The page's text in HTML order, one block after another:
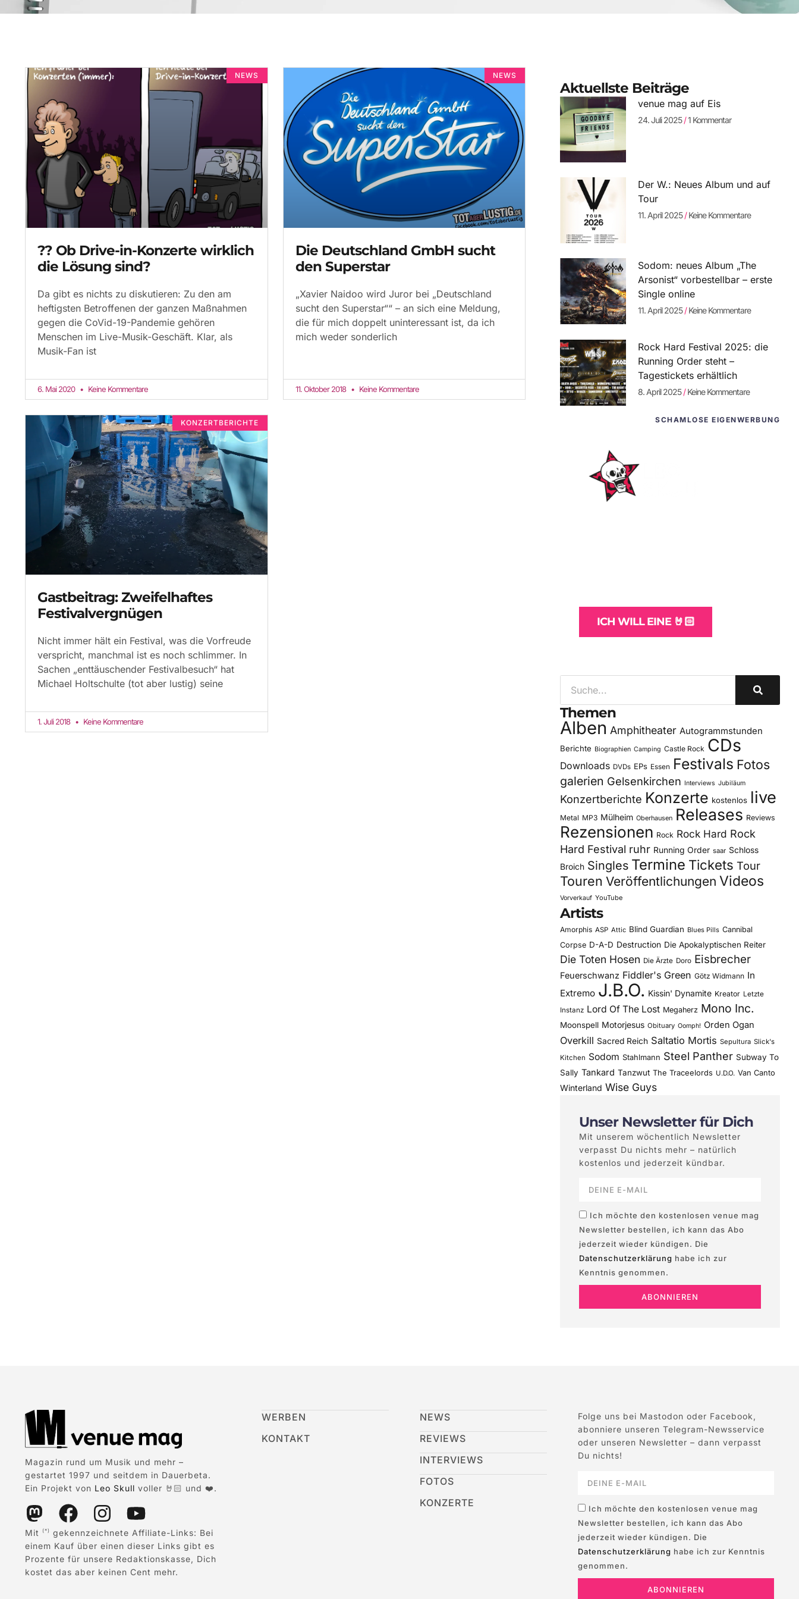
NEWS
?? Ob Drive-in-Konzerte wirklich
die Lösung sind?
Da gibt es nichts zu diskutieren: Zu den am
heftigsten Betroffenen der ganzen Maßnahmen
gegen die CoVid-19-Pandemie gehören
Menschen im Live-Musik-Geschäft. Klar, als
Musik-Fan ist
6. Mai 2020 Keine Kommentare
NEWS
Die Deutschland GmbH sucht
den Superstar
„Xavier Naidoo wird Juror bei „Deutschland
sucht den Superstar““ – an sich eine Meldung,
die für mich doppelt uninteressant ist, da ich
mich weder sonderlich
11. Oktober 2018 Keine Kommentare
KONZERTBERICHTE
Gastbeitrag: Zweifelhaftes
Festivalvergnügen
Nicht immer hält ein Festival, was die Vorfreude
verspricht, manchmal ist es noch schlimmer. In
Sachen „enttäuschender Festivalbesuch“ hat
Michael Holtschulte (tot aber lustig) seine
1. Juli 2018 Keine Kommentare
Aktuellste Beiträge
venue mag auf Eis
24. Juli 2025 1 Kommentar
Der W.: Neues Album und auf
Tour
11. April 2025 Keine Kommentare
Sodom: neues Album „The
Arsonist“ vorbestellbar – erste
Single online
11. April 2025 Keine Kommentare
Rock Hard Festival 2025: die
Running Order steht –
Tagestickets erhältlich
8. April 2025 Keine Kommentare
SCHAMLOSE EIGENWERBUNG
ICH WILL EINE 🤘🏻
Themen
Alben Amphitheater Autogrammstunden
Berichte Biographien Camping Castle Rock CDs
Downloads DVDs EPs Essen Festivals Fotos
galerien Gelsenkirchen Interviews Jubiläum
Konzertberichte Konzerte kostenlos live
Metal MP3 Mülheim Oberhausen Releases Reviews
Rezensionen Rock Rock Hard Rock
Hard Festival ruhr Running Order saar Schloss
Broich Singles Termine Tickets Tour
Touren Veröffentlichungen Videos
Vorverkauf YouTube
Artists
Amorphis ASP Attic Blind Guardian Blues Pills Cannibal
Corpse D-A-D Destruction Die Apokalyptischen Reiter
Die Toten Hosen Die Ärzte Doro Eisbrecher
Feuerschwanz Fiddler's Green Götz Widmann In
Extremo J.B.O. Kissin' Dynamite Kreator Letzte
Instanz Lord Of The Lost Megaherz Mono Inc.
Moonspell Motorjesus Obituary Oomph! Orden Ogan
Overkill Sacred Reich Saltatio Mortis Sepultura Slick's
Kitchen Sodom Stahlmann Steel Panther Subway To
Sally Tankard Tanzwut The Traceelords U.D.O. Van Canto
Winterland Wise Guys
Unser Newsletter für Dich
Mit unserem wöchentlich Newsletter
verpasst Du nichts mehr – natürlich
kostenlos und jederzeit kündbar.
Ich möchte den kostenlosen venue mag
Newsletter bestellen, ich kann das Abo
jederzeit wieder kündigen. Die
Datenschutzerklärung habe ich zur
Kenntnis genommen.
ABONNIEREN
Magazin rund um Musik und mehr –
gestartet 1997 und seitdem in Dauerbeta.
Ein Projekt von Leo Skull voller 🤘🏻 und ❤️.
Mit (*)
gekennzeichnete Affiliate-Links: Bei
einem Kauf über einen dieser Links gibt es
Prozente für unsere Redaktionskasse, Dich
kostet das aber keinen Cent mehr.
WERBEN
KONTAKT
NEWS
REVIEWS
INTERVIEWS
FOTOS
KONZERTE
Folge uns bei Mastodon oder Facebook,
abonniere unseren Telegram-Newsservice
oder unseren Newsletter – dann verpasst
Du nichts!
Ich möchte den kostenlosen venue mag
Newsletter bestellen, ich kann das Abo
jederzeit wieder kündigen. Die
Datenschutzerklärung habe ich zur Kenntnis
genommen.
ABONNIEREN